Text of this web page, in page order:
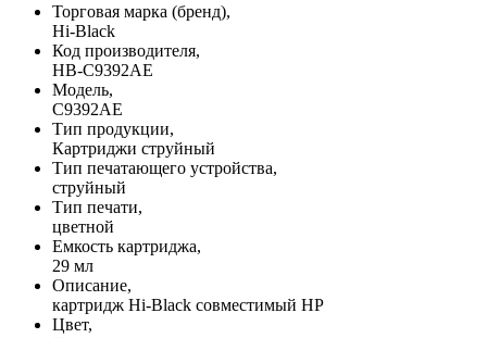
Торговая марка (бренд),
Hi-Black
Код производителя,
HB-C9392AE
Модель,
C9392AE
Тип продукции,
Картриджи струйный
Тип печатающего устройства,
струйный
Тип печати,
цветной
Емкость картриджа,
29 мл
Описание,
картридж Hi-Black совместимый HP
Цвет,